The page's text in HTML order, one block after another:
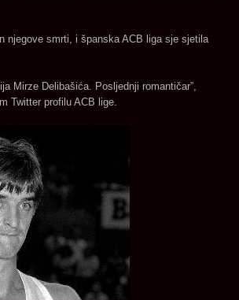
njegove smrti, i španska ACB liga sje sjetila
Mirze Delibašića. Posljednji romantičar”,
Twitter profilu ACB lige.